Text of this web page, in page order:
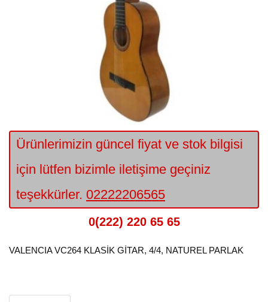
Ürünlerimizin güncel fiyat ve stok bilgisi
için lütfen bizimle iletişime geçiniz
teşekkürler. 02222206565
0(222) 220 65 65
VALENCIA VC264 KLASİK GİTAR, 4/4, NATUREL PARLAK